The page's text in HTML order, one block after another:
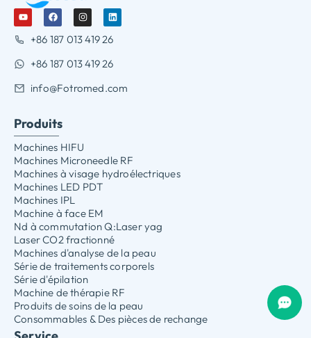
+86 187 013 419 26
+86 187 013 419 26
info@Fotromed.com
Produits
Machines HIFU
Machines Microneedle RF
Machines à visage hydroélectriques
Machines LED PDT
Machines IPL
Machine à face EM
Nd à commutation Q:Laser yag
Laser CO2 fractionné
Machines d'analyse de la peau
Série de traitements corporels
Série d'épilation
Machine de thérapie RF
Produits de soins de la peau
Consommables & Des pièces de rechange